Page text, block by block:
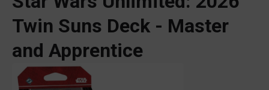
Twin Suns Deck - Master
and Apprentice